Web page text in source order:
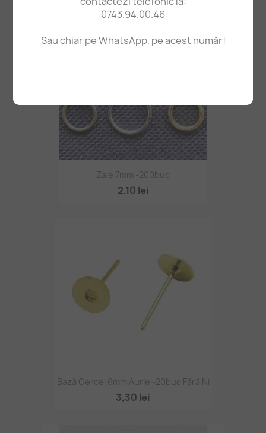
0743.94.00.46
Sau chiar pe WhatsApp, pe acest număr!
Zale 7mm -200buc
2,10 lei
Bază Cercei 6mm Aurie -20buc Fără Ni
3,30 lei